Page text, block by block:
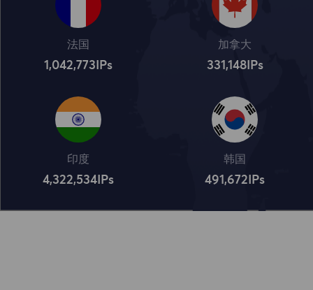
法国
1,042,773 IPs
加拿大
331,148IPs
印度
4,322,534 IPs
韩国
491,672 IPs